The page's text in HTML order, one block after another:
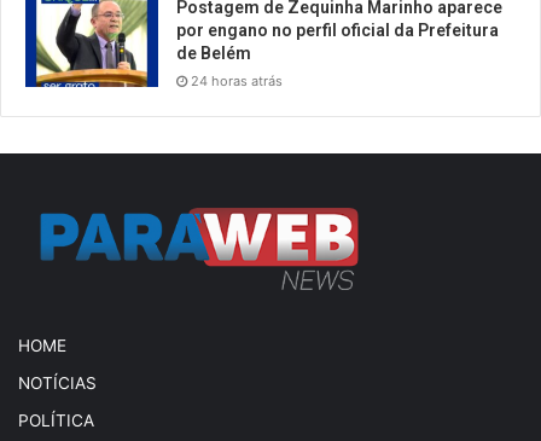
Postagem de Zequinha Marinho aparece
por engano no perfil oficial da Prefeitura
de Belém
24 horas atrás
HOME
NOTÍCIAS
POLÍTICA